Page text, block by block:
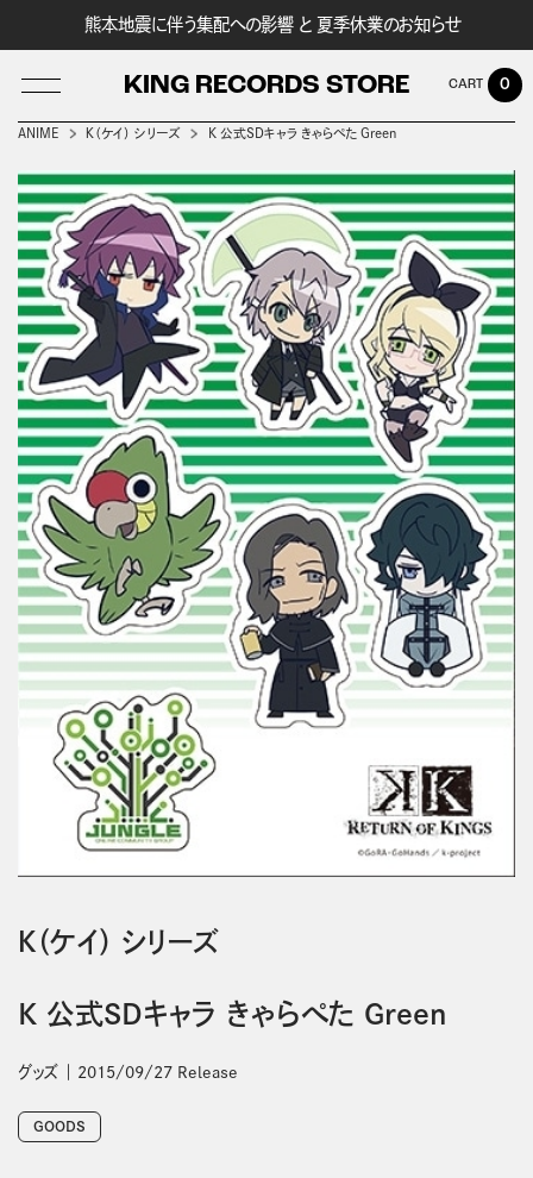
熊本地震に伴う集配への影響 と 夏季休業のお知らせ
KING RECORDS STORE
LOG IN
0
ANIME Ｋ（ケイ） シリーズ K 公式SDキャラ きゃらぺた Green
Ｋ（ケイ） シリーズ
K 公式SDキャラ きゃらぺた Green
グッズ 2015/09/27 Release
GOODS